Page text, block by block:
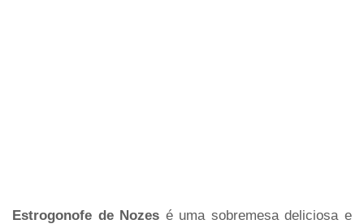
Estrogonofe de Nozes é uma sobremesa deliciosa e